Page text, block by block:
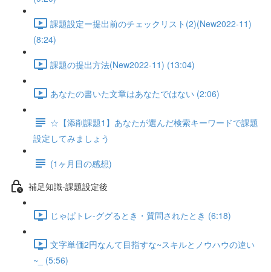
課題設定ー提出前のチェックリスト(2)(New2022-11)
(8:24)
課題の提出方法(New2022-11) (13:04)
あなたの書いた文章はあなたではない (2:06)
☆【添削課題1】あなたが選んだ検索キーワードで課題
設定してみましょう
(1ヶ月目の感想)
補足知識-課題設定後
じゃぱトレ-ググるとき・質問されたとき (6:18)
文字単価2円なんて目指すな~スキルとノウハウの違い
~_ (5:56)